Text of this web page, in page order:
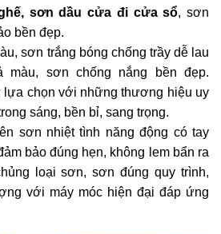
sơn dầu cửa đi cửa sổ, sơn
bền đẹp.
sơn trắng bóng chống trầy dễ lau
màu, sơn chống nắng bền đẹp.
lựa chọn với những thương hiệu uy
sáng, bền bỉ, sang trọng.
sơn nhiệt tình năng động có tay
bảo đúng hẹn, không lem bẩn ra
loại sơn, sơn đúng quy trình,
với máy móc hiện đại đáp ứng